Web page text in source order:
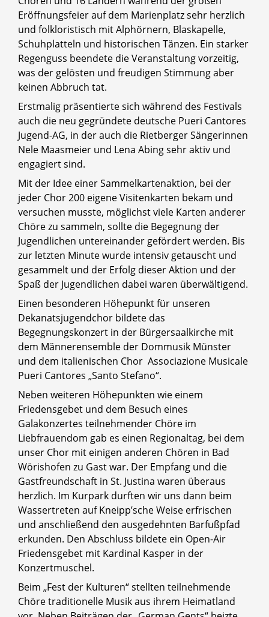
Eröffnungsfeier auf dem Marienplatz sehr herzlich
und folkloristisch mit Alphörnern, Blaskapelle,
Schuhplatteln und historischen Tänzen. Ein starker
Regenguss beendete die Veranstaltung vorzeitig,
was der gelösten und freudigen Stimmung aber
keinen Abbruch tat.
Erstmalig präsentierte sich während des Festivals
auch die neu gegründete deutsche Pueri Cantores
Jugend-AG, in der auch die Rietberger Sängerinnen
Nele Maasmeier und Lena Abing sehr aktiv und
engagiert sind.
Mit der Idee einer Sammelkartenaktion, bei der
jeder Chor 200 eigene Visitenkarten bekam und
versuchen musste, möglichst viele Karten anderer
Chöre zu sammeln, sollte die Begegnung der
Jugendlichen untereinander gefördert werden. Bis
zur letzten Minute wurde intensiv getauscht und
gesammelt und der Erfolg dieser Aktion und der
Spaß der Jugendlichen dabei waren überwältigend.
Einen besonderen Höhepunkt für unseren
Dekanatsjugendchor bildete das
Begegnungskonzert in der Bürgersaalkirche mit
dem Männerensemble der Dommusik Münster
und dem italienischen Chor Associazione Musicale
Pueri Cantores „Santo Stefano“.
Neben weiteren Höhepunkten wie einem
Friedensgebet und dem Besuch eines
Galakonzertes teilnehmender Chöre im
Liebfrauendom gab es einen Regionaltag, bei dem
unser Chor mit einigen anderen Chören in Bad
Wörishofen zu Gast war. Der Empfang und die
Gastfreundschaft in St. Justina waren überaus
herzlich. Im Kurpark durften wir uns dann beim
Wassertreten auf Kneipp’sche Weise erfrischen
und anschließend den ausgedehnten Barfußpfad
erkunden. Den Abschluss bildete ein Open-Air
Friedensgebet mit Kardinal Kasper in der
Konzertmuschel.
Beim „Fest der Kulturen“ stellten teilnehmende
Chöre traditionelle Musik aus ihrem Heimatland